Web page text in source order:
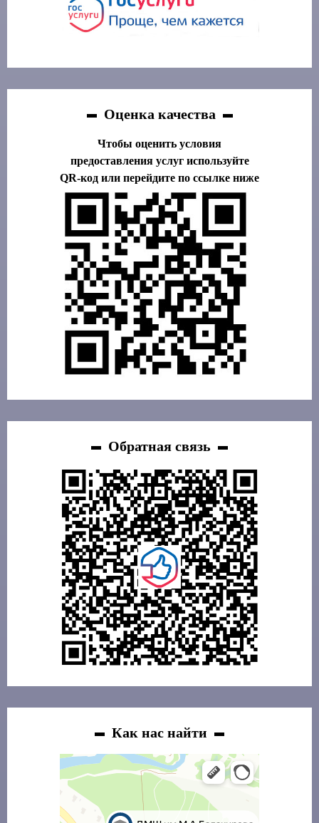
Оценка качества
Чтобы оценить условия
предоставления услуг используйте
QR-код или перейдите по ссылке ниже
Обратная связь
Как нас найти